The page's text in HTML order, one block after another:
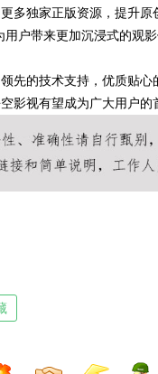
多独家正版资源，提升
户带来更加沉浸式的观
先的技术支持，优质贴
影视有望成为广大用户的